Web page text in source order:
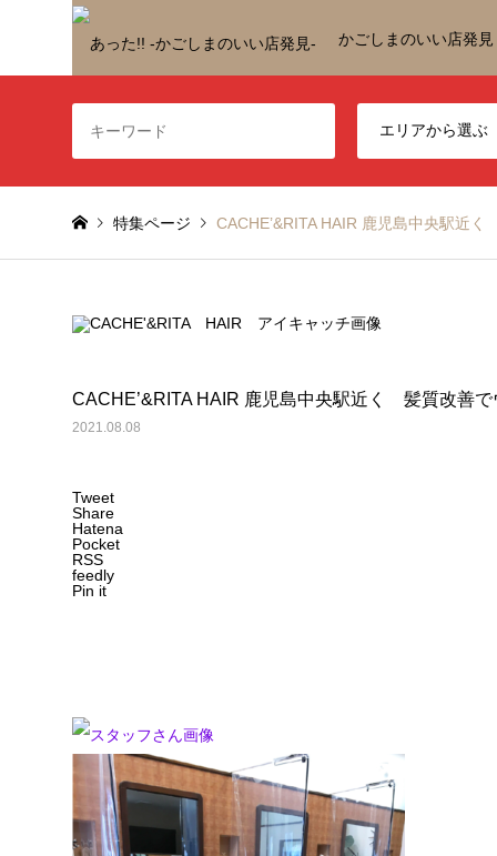
かごしまのいい店発見
特集ページ CACHE’&RITA HAIR 鹿児島中央駅近
CACHE’&RITA HAIR 鹿児島中央駅近く 髪質改善で
2021.08.08
Tweet
Share
Hatena
Pocket
RSS
feedly
Pin it